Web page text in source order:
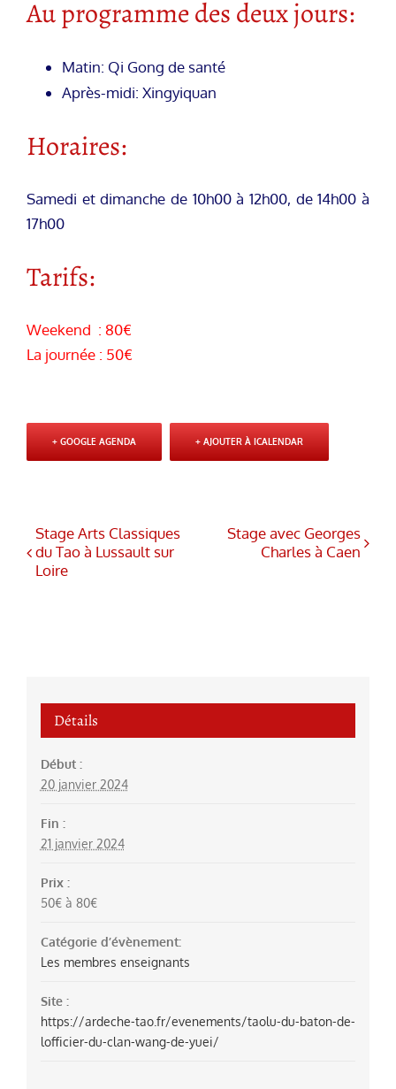
Au programme des deux jours:
Matin: Qi Gong de santé
Après-midi: Xingyiquan
Horaires:
Samedi et dimanche de 10h00 à 12h00, de 14h00 à
17h00
Tarifs:
Weekend : 80€
La journée : 50€
+ GOOGLE AGENDA + AJOUTER À ICALENDAR
Stage Arts Classiques
du Tao à Lussault sur
Loire
Stage avec Georges
Charles à Caen
Détails
Début :
20 janvier 2024
Fin :
21 janvier 2024
Prix :
50€ à 80€
Catégorie d’évènement:
Les membres enseignants
Site :
https://ardeche-tao.fr/evenements/taolu-du-baton-de-
lofficier-du-clan-wang-de-yuei/